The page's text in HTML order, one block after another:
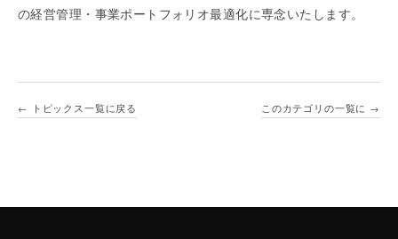
の経営管理・事業ポートフォリオ最適化に専念いたします。
← トピックス一覧に戻る このカテゴリの一覧に →